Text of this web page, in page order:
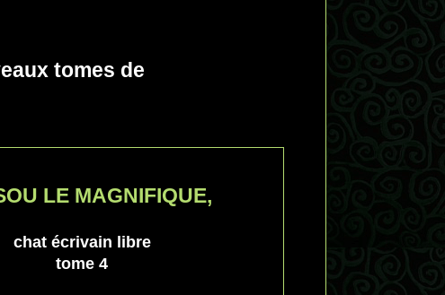
tomes de
LE MAGNIFIQUE,
chat écrivain libre
tome 4